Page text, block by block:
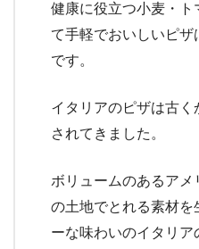
健康に役立つ小麦・
て手軽でおいしいピ
です。
イタリアのピザは古
されてきました。
ボリュームのあるア
の土地でとれる素材を
ーな味わいのイタリ